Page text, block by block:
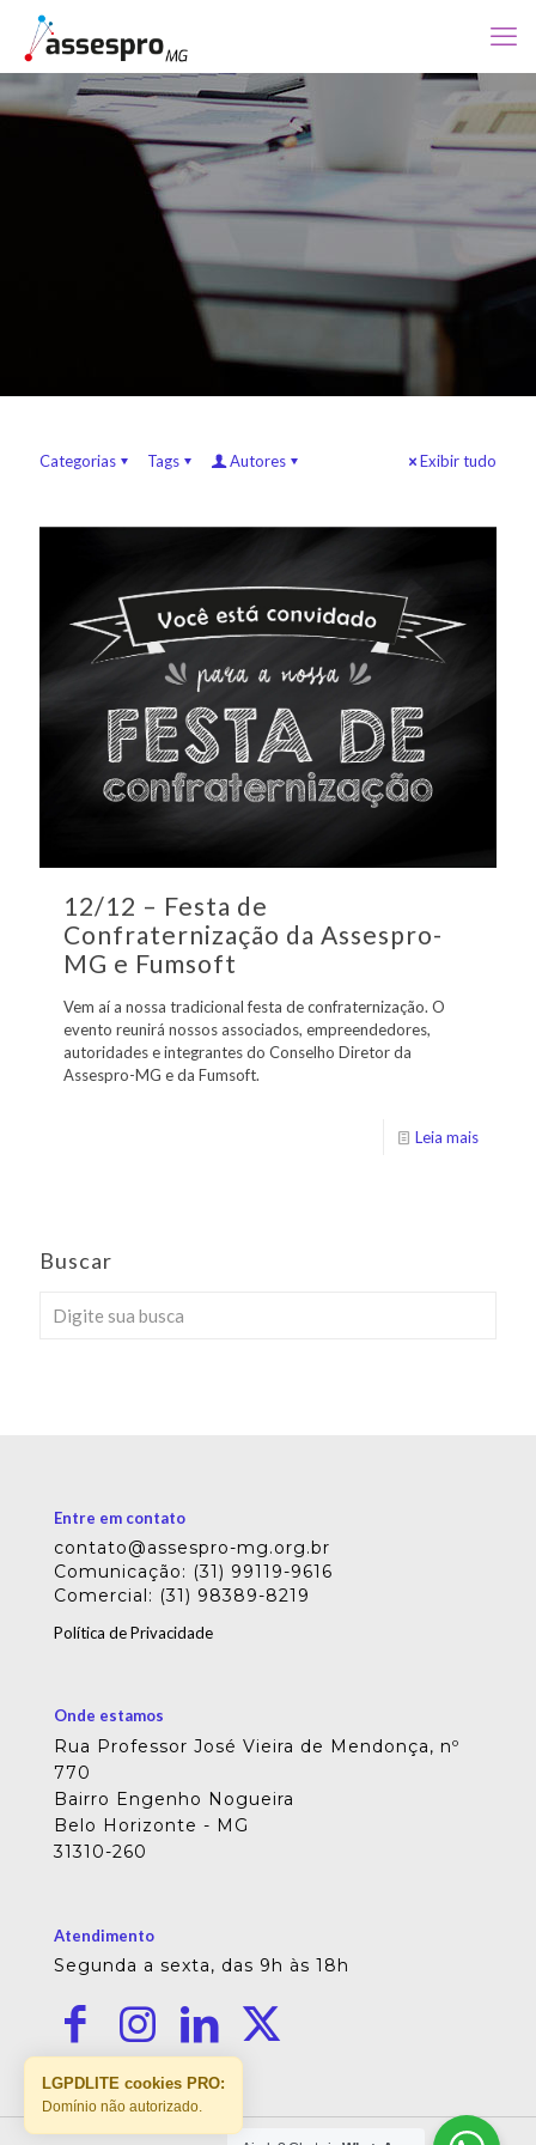
Categorias Tags Autores Exibir tudo
12/12 – Festa de
Confraternização da Assespro-
MG e Fumsoft
Vem aí a nossa tradicional festa de confraternização. O
evento reunirá nossos associados, empreendedores,
autoridades e integrantes do Conselho Diretor da
Assespro-MG e da Fumsoft.
Leia mais
Buscar
Entre em contato
contato@assespro-mg.org.br
Comunicação: (31) 99119-9616
Comercial: (31) 98389-8219
Política de Privacidade
Onde estamos
Rua Professor José Vieira de Mendonça, nº
770
Bairro Engenho Nogueira
Belo Horizonte - MG
31310-260
Atendimento
Segunda a sexta, das 9h às 18h
LGPDLITE cookies PRO:
Domínio não autorizado.